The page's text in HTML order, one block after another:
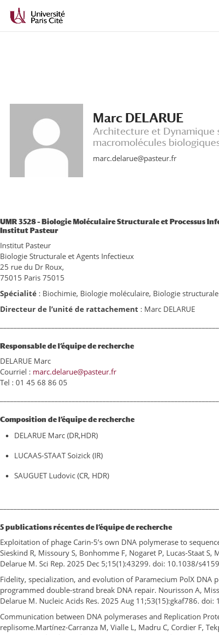
contenu
Marc DELARUE
Architecture et Dynamique
macromolécules
marc.delarue@pasteur.fr
UMR 3528 – Biologie Moléculaire Structurale et Processus
Institut Pasteur
Institut Pasteur
Biologie Structurale et Agents Infectieux
25 rue du Dr Roux,
75015 Paris 75015
Spécialité : Biochimie, Biologie moléculaire, Biologie structurale
Directeur de l’unité de rattachement : Marc DELARUE
Responsable de l’équipe de recherche
DELARUE Marc
Courriel : marc.delarue@pasteur.fr
Tel : 01 45 68 86 05
Composition de l’équipe de recherche
DELARUE Marc (DR,HDR)
LUCAAS-STAAT Soizick (IR)
SAUGUET Ludovic (CR, HDR)
5 publications récentes de l’équipe de recherche
Exploitation of phage Carin-5’s own DNA polymerase to
Sieskind R, Missoury S, Bonhomme F, Nogaret P, Lucas-Staat
Delarue M. Sci Rep. 2025 Dec 5;15(1):43299. doi: 10.1038/
Fidelity, specialization, and evolution of Paramecium PolX DNA
programmed double-strand break DNA repair. Nourisson A,
Delarue M. Nucleic Acids Res. 2025 Aug 11;53(15):gkaf786.
Communication between DNA polymerases and Replication
replisome.Martínez-Carranza M, Vialle L, Madru C, Cordier F,